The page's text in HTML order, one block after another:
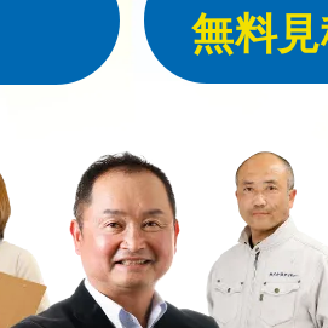
無料